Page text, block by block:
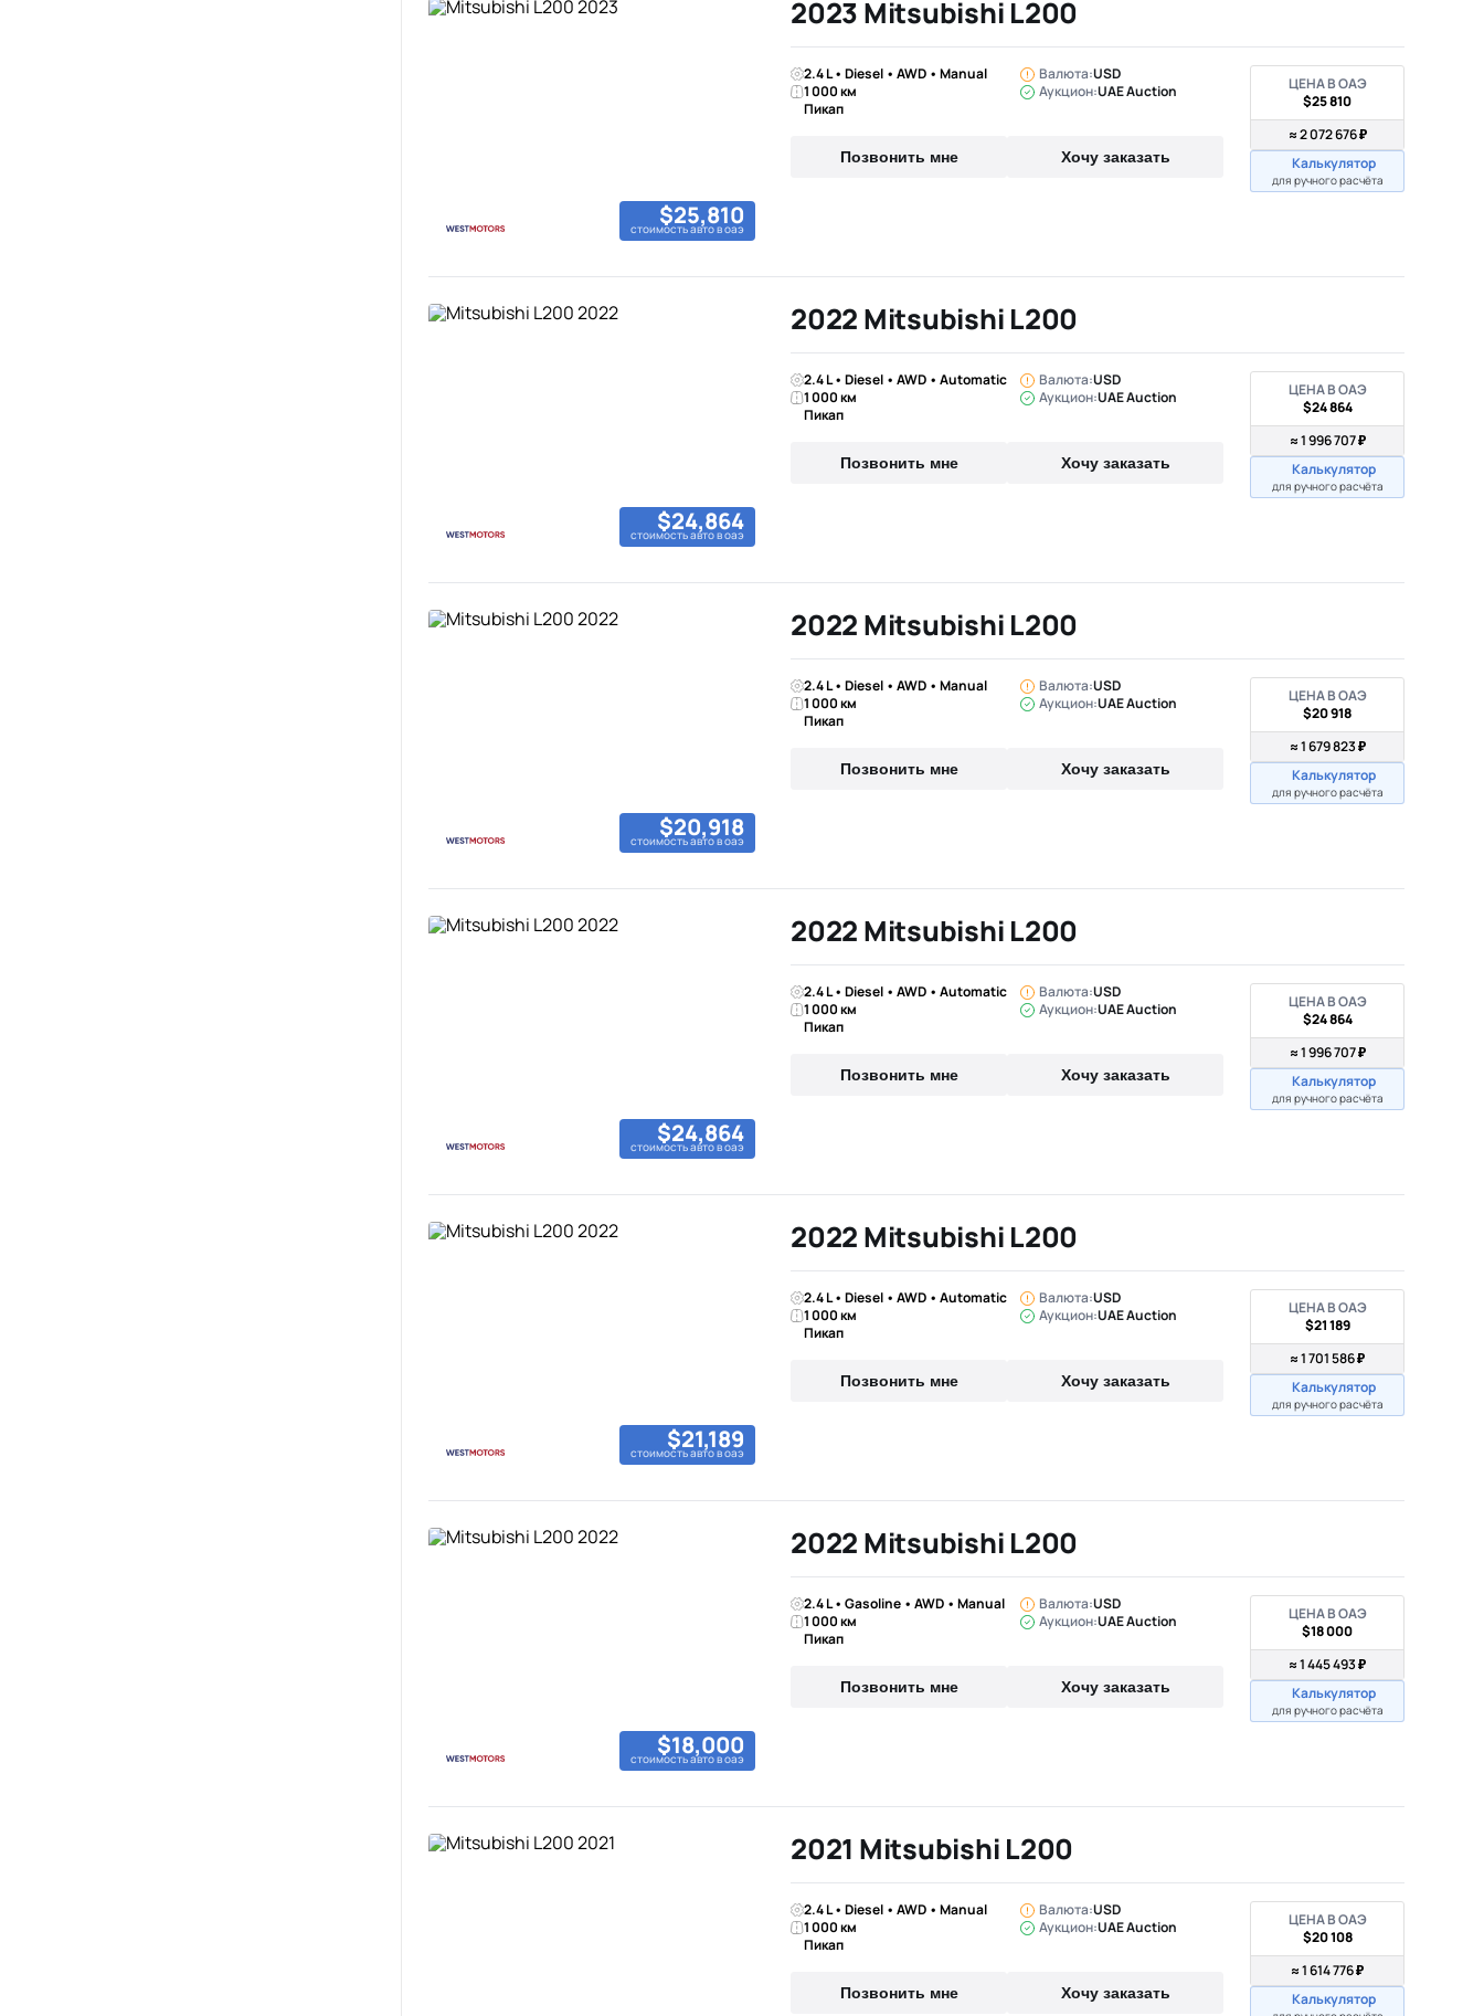
$25,810
стоимость авто в оаэ
2023 Mitsubishi L200
2.4 L • Diesel • AWD • Manual
1 000 км
Пикап
Валюта:USD
Аукцион:UAE Auction
Позвонить мне Хочу заказать
ЦЕНА В ОАЭ
$25 810
≈ 2 072 676 ₽
Калькулятор
для ручного расчёта
$24,864
стоимость авто в оаэ
2022 Mitsubishi L200
2.4 L • Diesel • AWD • Automatic
1 000 км
Пикап
Валюта:USD
Аукцион:UAE Auction
Позвонить мне Хочу заказать
ЦЕНА В ОАЭ
$24 864
≈ 1 996 707 ₽
Калькулятор
для ручного расчёта
$20,918
стоимость авто в оаэ
2022 Mitsubishi L200
2.4 L • Diesel • AWD • Manual
1 000 км
Пикап
Валюта:USD
Аукцион:UAE Auction
Позвонить мне Хочу заказать
ЦЕНА В ОАЭ
$20 918
≈ 1 679 823 ₽
Калькулятор
для ручного расчёта
$24,864
стоимость авто в оаэ
2022 Mitsubishi L200
2.4 L • Diesel • AWD • Automatic
1 000 км
Пикап
Валюта:USD
Аукцион:UAE Auction
Позвонить мне Хочу заказать
ЦЕНА В ОАЭ
$24 864
≈ 1 996 707 ₽
Калькулятор
для ручного расчёта
$21,189
стоимость авто в оаэ
2022 Mitsubishi L200
2.4 L • Diesel • AWD • Automatic
1 000 км
Пикап
Валюта:USD
Аукцион:UAE Auction
Позвонить мне Хочу заказать
ЦЕНА В ОАЭ
$21 189
≈ 1 701 586 ₽
Калькулятор
для ручного расчёта
$18,000
стоимость авто в оаэ
2022 Mitsubishi L200
2.4 L • Gasoline • AWD • Manual
1 000 км
Пикап
Валюта:USD
Аукцион:UAE Auction
Позвонить мне Хочу заказать
ЦЕНА В ОАЭ
$18 000
≈ 1 445 493 ₽
Калькулятор
для ручного расчёта
2021 Mitsubishi L200
2.4 L • Diesel • AWD • Manual
1 000 км
Пикап
Валюта:USD
Аукцион:UAE Auction
Позвонить мне Хочу заказать
ЦЕНА В ОАЭ
$20 108
≈ 1 614 776 ₽
Калькулятор